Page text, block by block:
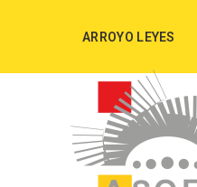
ARROYO LEYES